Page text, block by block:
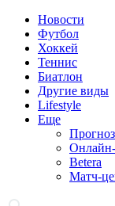
Новости
Футбол
Хоккей
Теннис
Биатлон
Другие виды
Lifestyle
Еще
Betera
Матч-